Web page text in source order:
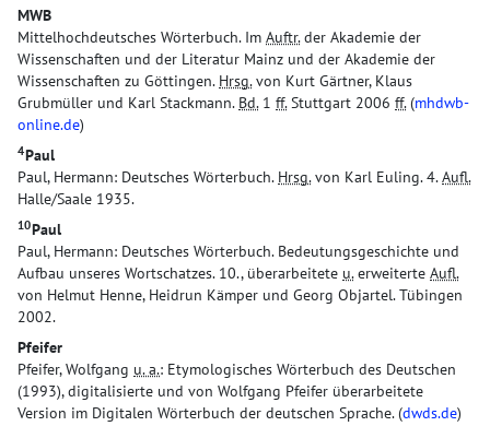
MWB
Mittelhochdeutsches Wörterbuch. Im Auftr.der Akademie der
Wissenschaften und der Literatur Mainz und der Akademie der
Wissenschaften zu Göttingen. Hrsg.von Kurt Gärtner, Klaus
Grubmüller und Karl Stackmann. Bd.1 ff.Stuttgart 2006 ff.(mhdwb-
online.de)
4Paul
Paul, Hermann: Deutsches Wörterbuch. Hrsg.von Karl Euling. 4.Aufl.
Halle/Saale 1935.
10Paul
Paul, Hermann: Deutsches Wörterbuch. Bedeutungsgeschichte und
Aufbau unseres Wortschatzes. 10., überarbeitete u.erweiterte Aufl.
von Helmut Henne, Heidrun Kämper und Georg Objartel. Tübingen
2002.
Pfeifer
Pfeifer, Wolfgang u. a.: Etymologisches Wörterbuch des Deutschen
(1993), digitalisierte und von Wolfgang Pfeifer überarbeitete
Version im Digitalen Wörterbuch der deutschen Sprache. (dwds.de)